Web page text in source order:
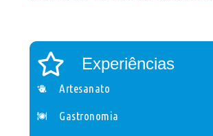
Experiências
Artesanato
Gastronomia